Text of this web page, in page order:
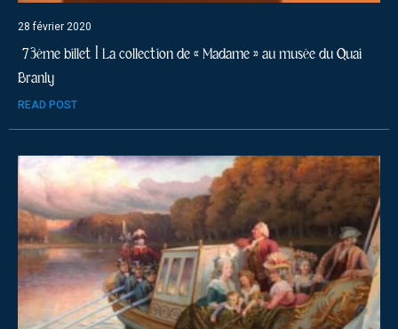
28 février 2020
73ème billet | La collection de « Madame » au musée du Quai
Branly
READ POST